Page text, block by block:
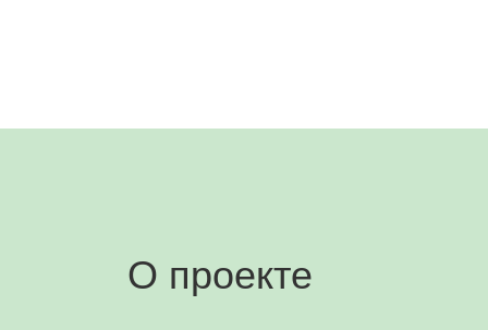
О проекте